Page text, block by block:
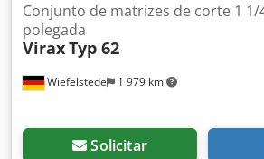
Wiefelstede 1 979 km
Conjunto de matrizes de corte 1 1/
polegada
ViraxTyp 62
Solicitar